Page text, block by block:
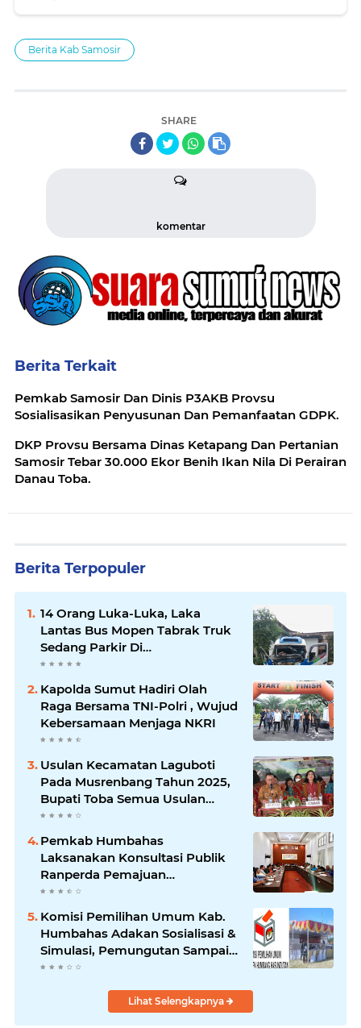
Berita Kab Samosir
SHARE
komentar
Berita Terkait
Pemkab Samosir Dan Dinis P3AKB Provsu
Sosialisasikan Penyusunan Dan Pemanfaatan GDPK.
DKP Provsu Bersama Dinas Ketapang Dan Pertanian
Samosir Tebar 30.000 Ekor Benih Ikan Nila Di Perairan
Danau Toba.
Berita Terpopuler
14 Orang Luka-Luka, Laka
Lantas Bus Mopen Tabrak Truk
Sedang Parkir Di
Siborongborong
Kapolda Sumut Hadiri Olah
Raga Bersama TNI-Polri , Wujud
Kebersamaan Menjaga NKRI
Usulan Kecamatan Laguboti
Pada Musrenbang Tahun 2025,
Bupati Toba Semua Usulan
Harus Mendukung
Pertumbuhan Pariwisata.
Pemkab Humbahas
Laksanakan Konsultasi Publik
Ranperda Pemajuan
Kebudayaan Daerah
Komisi Pemilihan Umum Kab.
Humbahas Adakan Sosialisasi &
Simulasi, Pemungutan Sampai
Rekapitulasi Suara.
Lihat Selengkapnya